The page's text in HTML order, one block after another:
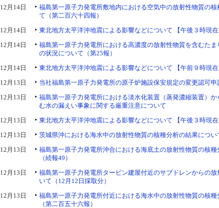
12月14日
福島第一原子力発電所敷地内における空気中の放射性物質の
て（第二百六十四報）
12月14日
東北地方太平洋沖地震による影響などについて 【午後３時現
12月14日
福島第一原子力発電所における高濃度の放射性物質を含むた
の状況について（第25報）
12月14日
東北地方太平洋沖地震による影響などについて 【午前９時現
12月13日
当社福島第一原子力発電所の原子炉施設保安規定の変更認可申
12月13日
福島第一原子力発電所における淡水化装置（蒸発濃縮装置）
む水の漏えい事象に関する厳重注意について
12月13日
東北地方太平洋沖地震による影響などについて 【午後３時現
12月13日
茨城県沖における海水中の放射性物質の核種分析の結果につい
12月13日
福島第一原子力発電所沖合における海底土の放射性物質の核
（続報49）
12月13日
福島第一原子力発電所タービン建屋付近のサブドレンからの
いて（12月12日採取分）
12月13日
福島第一原子力発電所付近における海水中の放射性物質の核
（第二百五十六報）